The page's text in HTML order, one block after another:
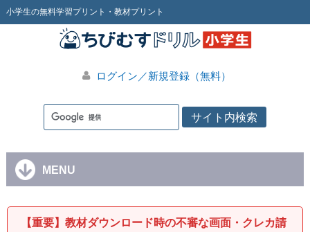
小学生の無料学習プリント・教材プリント
ログイン／新規登録（無料）
MENU
【重要】教材ダウンロード時の不審な画面・クレカ請